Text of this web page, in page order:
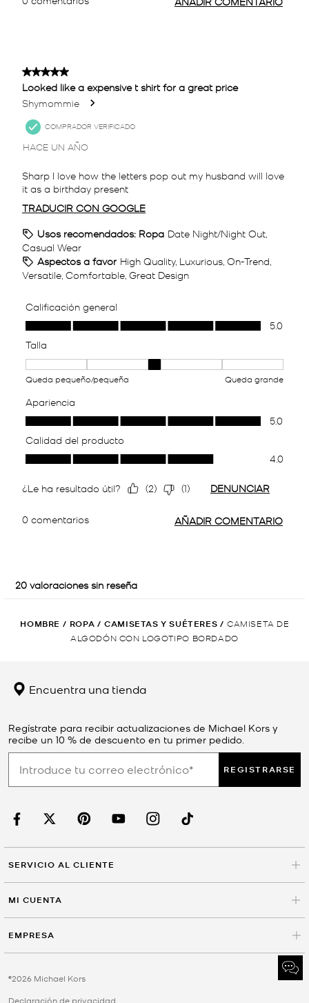
HOMBRE / ROPA / CAMISETAS Y SUÉTERES / CAMISETA DE
ALGODÓN CON LOGOTIPO BORDADO
Encuentra una tienda
Regístrate para recibir actualizaciones de Michael Kors y
recibe un 10 % de descuento en tu primer pedido.
REGISTRARSE
SERVICIO AL CLIENTE
MI CUENTA
EMPRESA
©2026 Michael Kors
Declaración de privacidad